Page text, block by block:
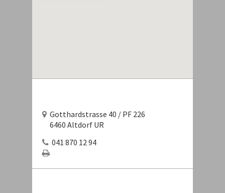
Gotthardstrasse 40 / PF 226
6460 Altdorf UR
041 870 12 94